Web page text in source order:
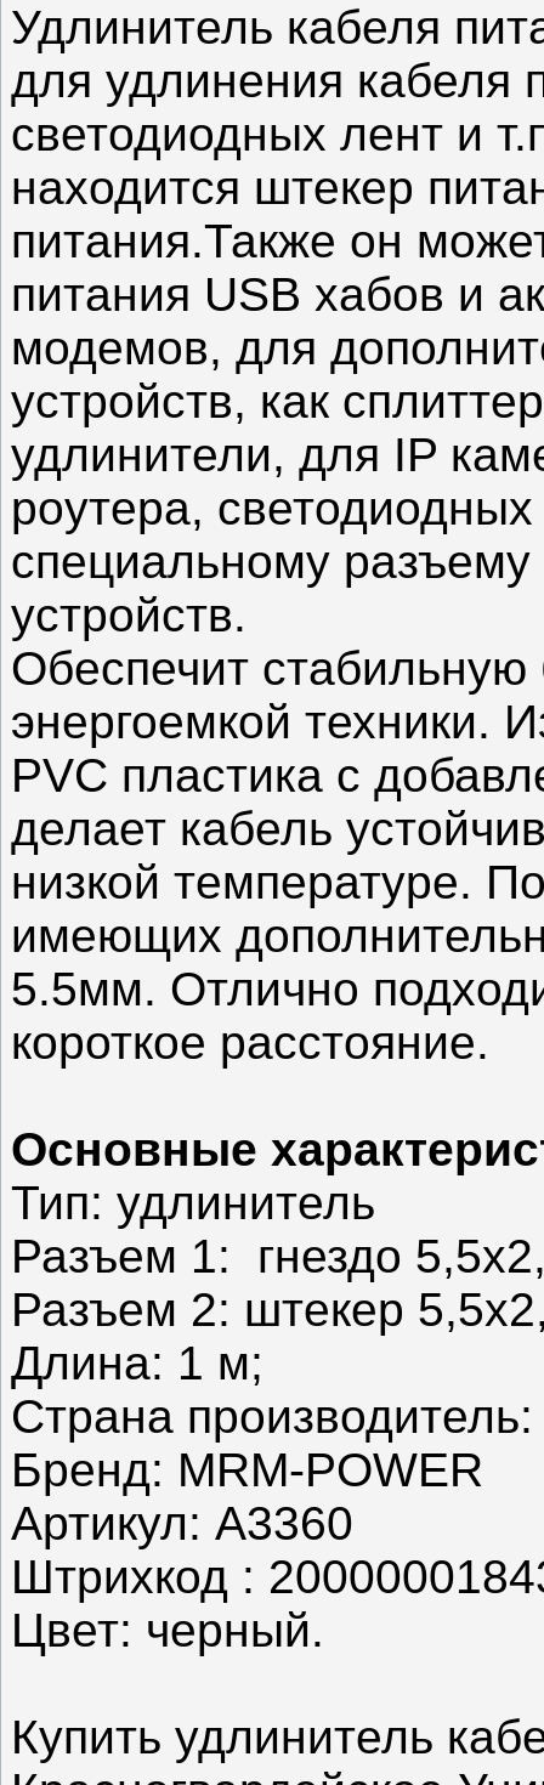
Удлинитель кабеля
для удлинения кабеля
светодиодных лент и
находится штекер
питания.Также он
питания USB хабов и
модемов, для
устройств, как
удлинители, для IP
роутера,
специальному
устройств.
Обеспечит
энергоемкой техники.
PVC пластика с
делает кабель
низкой температуре.
имеющих
5.5мм. Отлично
короткое расстояние.
Основные
Тип: удлинитель
Разъем 1: гнездо
Разъем 2: штекер
Длина: 1 м;
Страна
Бренд: MRM-POWER
Артикул: A3360
Штрихкод :
Цвет: черный.
Купить удлинитель